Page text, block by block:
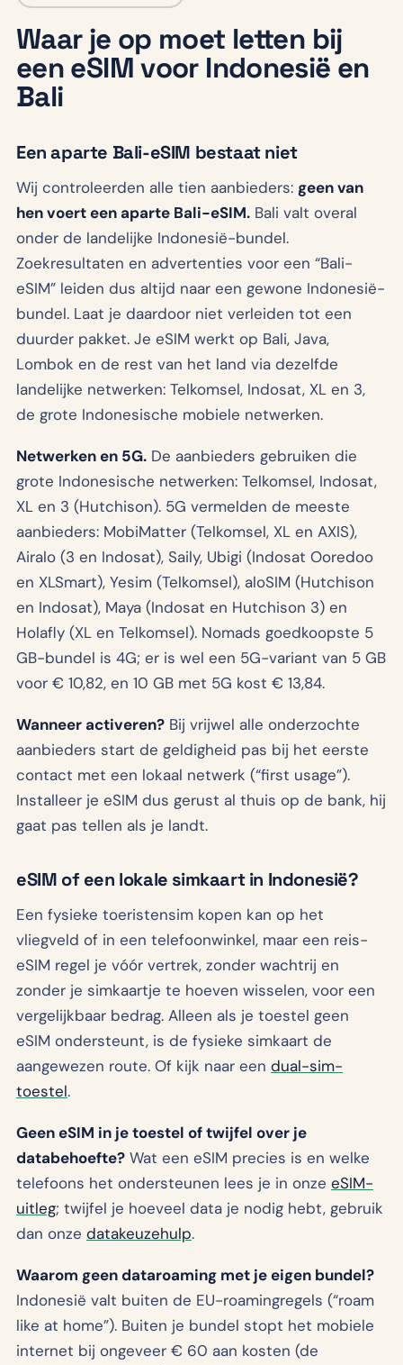
Waar je op moet letten bij
een eSIM voor Indonesië en
Bali
Een aparte Bali-eSIM bestaat niet
Wij controleerden alle tien aanbieders: geen van
hen voert een aparte Bali-eSIM. Bali valt overal
onder de landelijke Indonesië-bundel.
Zoekresultaten en advertenties voor een “Bali-
eSIM” leiden dus altijd naar een gewone Indonesië-
bundel. Laat je daardoor niet verleiden tot een
duurder pakket. Je eSIM werkt op Bali, Java,
Lombok en de rest van het land via dezelfde
landelijke netwerken: Telkomsel, Indosat, XL en 3,
de grote Indonesische mobiele netwerken.
Netwerken en 5G. De aanbieders gebruiken die
grote Indonesische netwerken: Telkomsel, Indosat,
XL en 3 (Hutchison). 5G vermelden de meeste
aanbieders: MobiMatter (Telkomsel, XL en AXIS),
Airalo (3 en Indosat), Saily, Ubigi (Indosat Ooredoo
en XLSmart), Yesim (Telkomsel), aloSIM (Hutchison
en Indosat), Maya (Indosat en Hutchison 3) en
Holafly (XL en Telkomsel). Nomads goedkoopste 5
GB-bundel is 4G; er is wel een 5G-variant van 5 GB
voor € 10,82, en 10 GB met 5G kost € 13,84.
Wanneer activeren? Bij vrijwel alle onderzochte
aanbieders start de geldigheid pas bij het eerste
contact met een lokaal netwerk (“first usage”).
Installeer je eSIM dus gerust al thuis op de bank, hij
gaat pas tellen als je landt.
eSIM of een lokale simkaart in Indonesië?
Een fysieke toeristensim kopen kan op het
vliegveld of in een telefoonwinkel, maar een reis-
eSIM regel je vóór vertrek, zonder wachtrij en
zonder je simkaartje te hoeven wisselen, voor een
vergelijkbaar bedrag. Alleen als je toestel geen
eSIM ondersteunt, is de fysieke simkaart de
aangewezen route. Of kijk naar een dual-sim-
toestel.
Geen eSIM in je toestel of twijfel over je
databehoefte? Wat een eSIM precies is en welke
telefoons het ondersteunen lees je in onze eSIM-
uitleg; twijfel je hoeveel data je nodig hebt, gebruik
dan onze datakeuzehulp.
Waarom geen dataroaming met je eigen bundel?
Indonesië valt buiten de EU-roamingregels (“roam
like at home”). Buiten je bundel stopt het mobiele
internet bij ongeveer € 60 aan kosten (de